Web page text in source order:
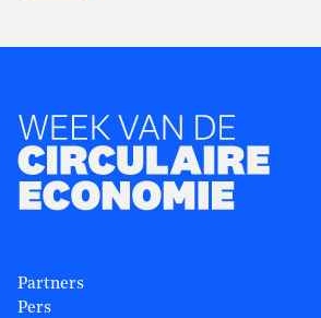
Partners
Pers